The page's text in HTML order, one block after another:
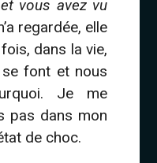
vous avez vu
regardée, elle
dans la vie,
font et nous
Je me
pas dans mon
de choc.